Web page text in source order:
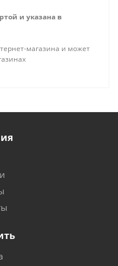
и указана в
магазина и может